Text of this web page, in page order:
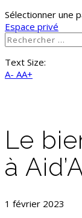
Sélectionner une
Espace privé
Text Size:
A- AA+
Le
à
1 février 2023